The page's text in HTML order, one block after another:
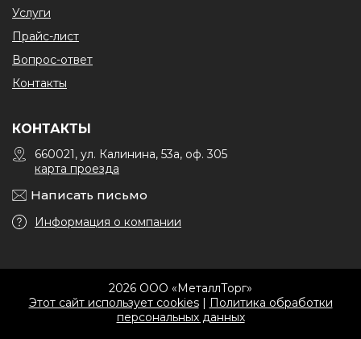
Услуги
Прайс-лист
Вопрос-ответ
Контакты
КОНТАКТЫ
660021, ул. Калинина, 53а, оф. 305
карта проезда
Написать письмо
Информация о компании
2026 ООО «МеталлТорг»
Этот сайт использует cookies| Политика обработки
персональных данных